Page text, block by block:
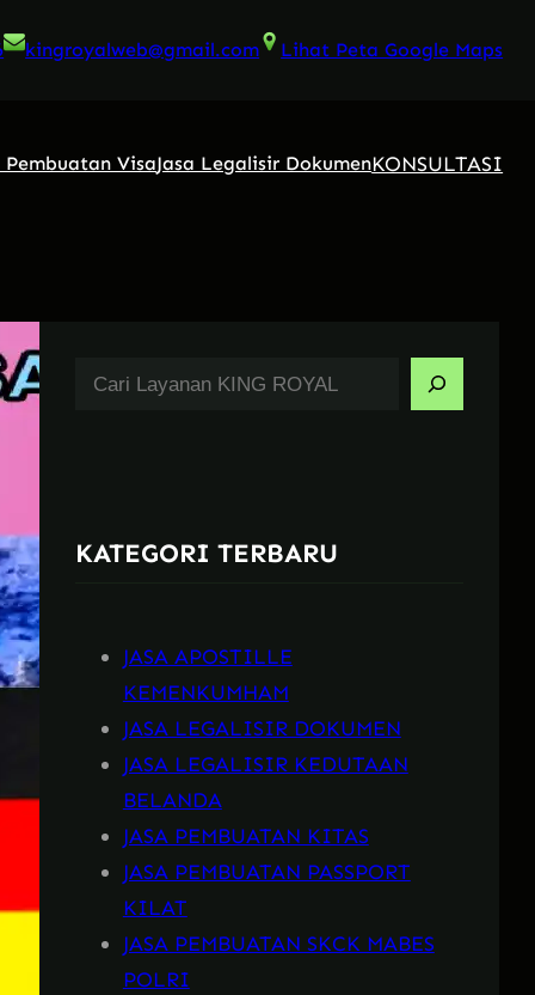
kingroyalweb@gmail.com Lihat Peta Google Maps
Pembuatan VisaJasa Legalisir DokumenKONSULTASI
h
KATEGORI TERBARU
JASA APOSTILLE
KEMENKUMHAM
JASA LEGALISIR DOKUMEN
JASA LEGALISIR KEDUTAAN
BELANDA
JASA PEMBUATAN KITAS
JASA PEMBUATAN PASSPORT
KILAT
JASA PEMBUATAN SKCK MABES
POLRI